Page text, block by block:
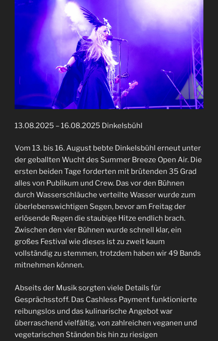
13.08.2025 – 16.08.2025 Dinkelsbühl
Vom 13. bis 16. August bebte Dinkelsbühl erneut unter
der geballten Wucht des Summer Breeze Open Air. Die
ersten beiden Tage forderten mit brütenden 35 Grad
alles von Publikum und Crew. Das vor den Bühnen
durch Wasserschläuche verteilte Wasser wurde zum
überlebenswichtigen Segen, bevor am Freitag der
erlösende Regen die staubige Hitze endlich brach.
Zwischen den vier Bühnen wurde schnell klar, ein
großes Festival wie dieses ist zu zweit kaum
vollständig zu stemmen, trotzdem haben wir 49 Bands
mitnehmen können.
Abseits der Musik sorgten viele Details für
Gesprächsstoff. Das Cashless Payment funktionierte
reibungslos und das kulinarische Angebot war
überraschend vielfältig, von zahlreichen veganen und
vegetarischen Ständen bis hin zu riesigen